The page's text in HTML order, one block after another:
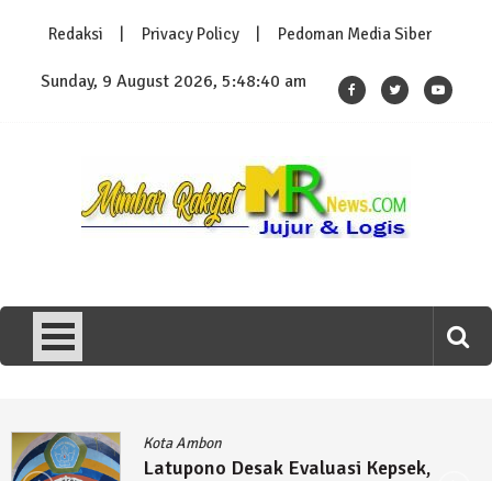
Redaksi Privacy Policy Pedoman Media Siber
Sunday, 9 August 2026, 5:48:40 am
Kota Ambon
Latupono Desak Evaluasi Kepsek,